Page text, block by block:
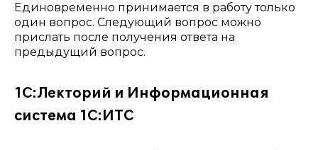
Единовременно принимается в работу только
один вопрос. Следующий вопрос можно
прислать после получения ответа на
предыдущий вопрос.
1С:Лекторий и Информационная
система 1С:ИТС